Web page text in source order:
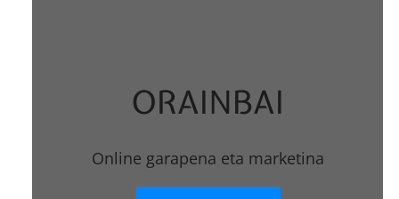
ORAINBAI
Online garapena eta marketina